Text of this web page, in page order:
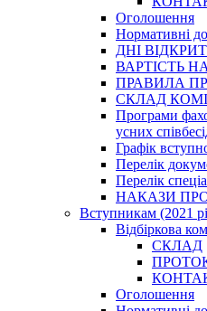
Оголошення
Нормативні
ДНІ
ВАРТІСТЬ
ПРАВИЛА
СКЛАД
Програми
усних
Графік
Перелік
Перелік
НАКАЗИ
Вступникам (2021
Відбіркова
СКЛАД
Оголошення